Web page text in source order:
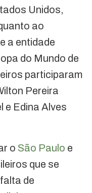
Unidos,
ao
a entidade
do Mundo de
participaram
Pereira
e Edina Alves
o São Paulo e
que se
de